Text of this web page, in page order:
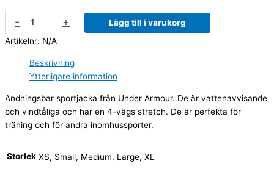
- +
Lägg till i varukorg
Artikelnr: N/A
Beskrivning
Ytterligare information
Andningsbar sportjacka från Under Armour. De är vattenavvisande
och vindtåliga och har en 4-vägs stretch. De är perfekta för
träning och för andra inomhussporter.
Storlek XS, Small, Medium, Large, XL